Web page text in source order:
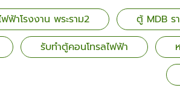
ฟ้าโรงงาน พระราม2 ตู้ MDB ร
รับทำตู้คอนโทรลไฟฟ้า